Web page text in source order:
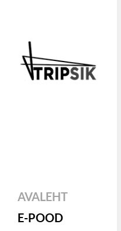
AVALEHT
E-POOD